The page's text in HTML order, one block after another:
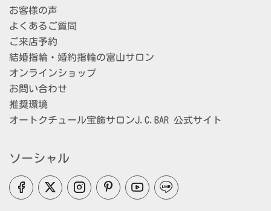
お客様の声
よくあるご質問
ご来店予約
結婚指輪・婚約指輪の富山サロン
オンラインショップ
お問い合わせ
推奨環境
オートクチュール宝飾サロンJ.C.BAR 公式サイト
ソーシャル